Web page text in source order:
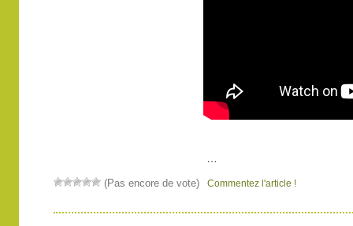
(Pas encore de vote) Commentez l'article !